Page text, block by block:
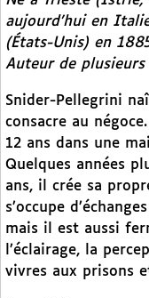
aujourd’hui en
(États-Unis) en
Auteur de plusieurs
Snider-Pellegrini
consacre au
12 ans dans une
Quelques années
ans, il crée sa
s’occupe
mais il est aussi
l’éclairage, la
vivres aux prisons